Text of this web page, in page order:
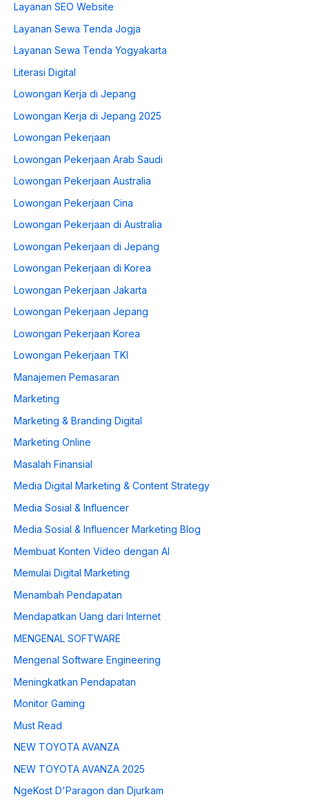
Layanan SEO Website
Layanan Sewa Tenda Jogja
Layanan Sewa Tenda Yogyakarta
Literasi Digital
Lowongan Kerja di Jepang
Lowongan Kerja di Jepang 2025
Lowongan Pekerjaan
Lowongan Pekerjaan Arab Saudi
Lowongan Pekerjaan Australia
Lowongan Pekerjaan Cina
Lowongan Pekerjaan di Australia
Lowongan Pekerjaan di Jepang
Lowongan Pekerjaan di Korea
Lowongan Pekerjaan Jakarta
Lowongan Pekerjaan Jepang
Lowongan Pekerjaan Korea
Lowongan Pekerjaan TKI
Manajemen Pemasaran
Marketing
Marketing & Branding Digital
Marketing Online
Masalah Finansial
Media Digital Marketing & Content Strategy
Media Sosial & Influencer
Media Sosial & Influencer Marketing Blog
Membuat Konten Video dengan AI
Memulai Digital Marketing
Menambah Pendapatan
Mendapatkan Uang dari Internet
MENGENAL SOFTWARE
Mengenal Software Engineering
Meningkatkan Pendapatan
Monitor Gaming
Must Read
NEW TOYOTA AVANZA
NEW TOYOTA AVANZA 2025
NgeKost D'Paragon dan Djurkam